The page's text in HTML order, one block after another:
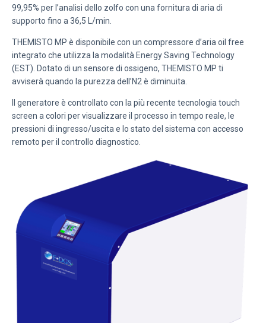
99,95% per l’analisi dello zolfo con una fornitura di aria di
supporto fino a 36,5 L/min.
THEMISTO MP è disponibile con un compressore d’aria oil free
integrato che utilizza la modalità Energy Saving Technology
(EST) . Dotato di un sensore di ossigeno, THEMISTO MP ti
avviserà quando la purezza dell’N2 è diminuita.
Il generatore è controllato con la più recente tecnologia touch
screen a colori per visualizzare il processo in tempo reale, le
pressioni di ingresso/uscita e lo stato del sistema con accesso
remoto per il controllo diagnostico.